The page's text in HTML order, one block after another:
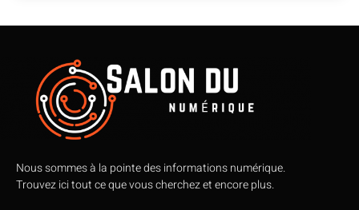
Nous sommes à la pointe des informations numérique.
Trouvez ici tout ce que vous cherchez et encore plus.